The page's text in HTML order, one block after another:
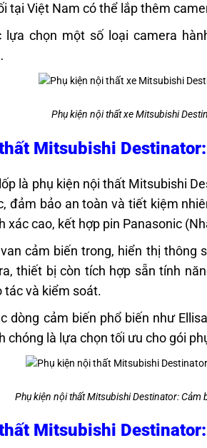
tại Việt Nam có thể lắp thêm
chọn một số loại camera
Phụ kiện nội thất xe Mitsubishi
Mitsubishi
là phụ kiện nội thất Mitsubishi
đảm bảo an toàn và tiết kiệm
xác cao, kết hợp pin Panasonic
cảm biến trong, hiển thị
thiết bị còn tích hợp sẵn tính
tác và kiểm soát.
dòng cảm biến phổ biến như
chóng là lựa chọn tối ưu cho gói
Phụ kiện nội thất Mitsubishi Destinator: Cảm
Mitsubishi